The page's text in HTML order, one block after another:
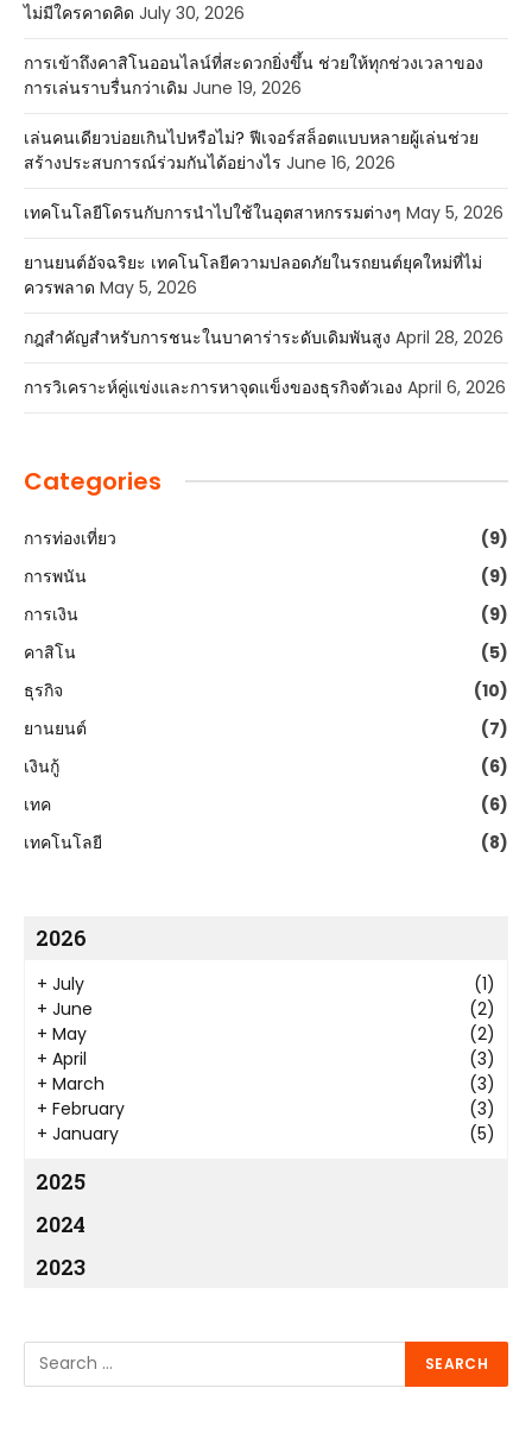
ไม่มีใครคาดคิด July 30, 2026
การเข้าถึงคาสิโนออนไลน์ที่สะดวกยิ่งขึ้น ช่วยให้ทุกช่วงเวลาของ
การเล่นราบรื่นกว่าเดิม June 19, 2026
เล่นคนเดียวบ่อยเกินไปหรือไม่? ฟีเจอร์สล็อตแบบหลายผู้เล่นช่วย
สร้างประสบการณ์ร่วมกันได้อย่างไร June 16, 2026
เทคโนโลยีโดรนกับการนำไปใช้ในอุตสาหกรรมต่างๆ May 5, 2026
ยานยนต์อัจฉริยะ เทคโนโลยีความปลอดภัยในรถยนต์ยุคใหม่ที่ไม่
ควรพลาด May 5, 2026
กฎสำคัญสำหรับการชนะในบาคาร่าระดับเดิมพันสูง April 28, 2026
การวิเคราะห์คู่แข่งและการหาจุดแข็งของธุรกิจตัวเอง April 6, 2026
Categories
การท่องเที่ยว
(9)
การพนัน
(9)
การเงิน
(9)
คาสิโน
(5)
ธุรกิจ
(10)
ยานยนต์
(7)
เงินกู้
(6)
เทค
(6)
เทคโนโลยี
(8)
2026
+ July
(1)
+ June
(2)
+ May
(2)
+ April
(3)
+ March
(3)
+ February
(3)
+ January (5)
2025
2024
2023